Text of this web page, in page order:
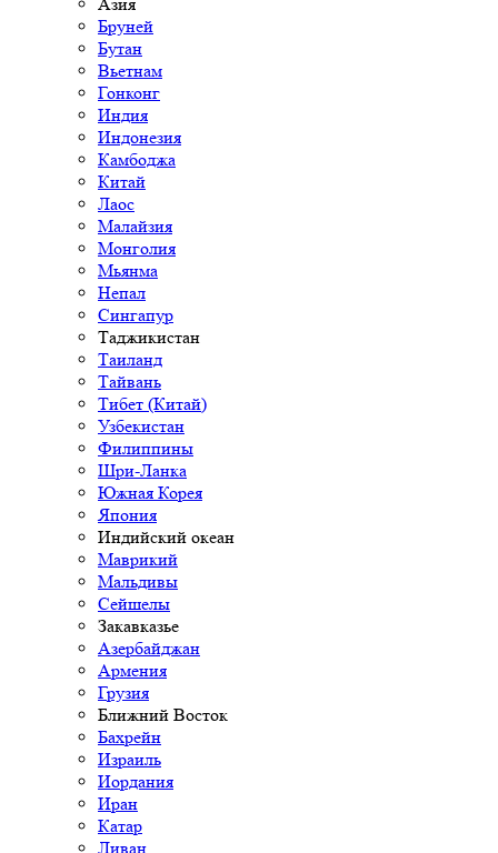
Бруней
Бутан
Вьетнам
Гонконг
Индия
Индонезия
Камбоджа
Китай
Лаос
Малайзия
Монголия
Мьянма
Непал
Сингапур
Таджикистан
Таиланд
Тайвань
Тибет (Китай)
Узбекистан
Филиппины
Шри-Ланка
Южная Корея
Япония
Индийский океан
Маврикий
Мальдивы
Сейшелы
Закавказье
Азербайджан
Армения
Грузия
Ближний Восток
Бахрейн
Израиль
Иордания
Иран
Катар
Ливан